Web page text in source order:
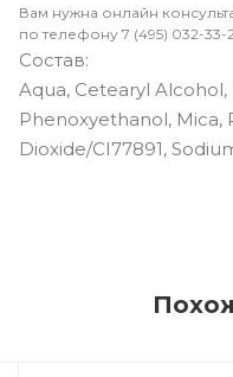
Вам нужна онлайн
по телефону 7 (495) 032-33-
Состав:
Aqua, Cetearyl
Phenoxyethanol, Mica,
Dioxide/CI77891,